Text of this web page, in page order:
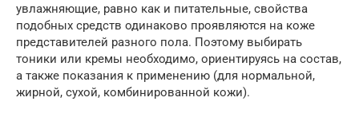
увлажняющие, равно как и питательные, свойства
подобных средств одинаково проявляются на коже
представителей разного пола. Поэтому выбирать
тоники или кремы необходимо, ориентируясь на состав,
а также показания к применению (для нормальной,
жирной, сухой, комбинированной кожи).